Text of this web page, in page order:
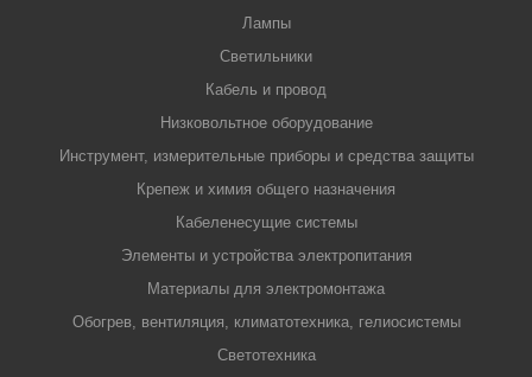
Лампы
Светильники
Кабель и провод
Низковольтное оборудование
Инструмент, измерительные приборы и средства защиты
Крепеж и химия общего назначения
Кабеленесущие системы
Элементы и устройства электропитания
Материалы для электромонтажа
Обогрев, вентиляция, климатотехника, гелиосистемы
Светотехника